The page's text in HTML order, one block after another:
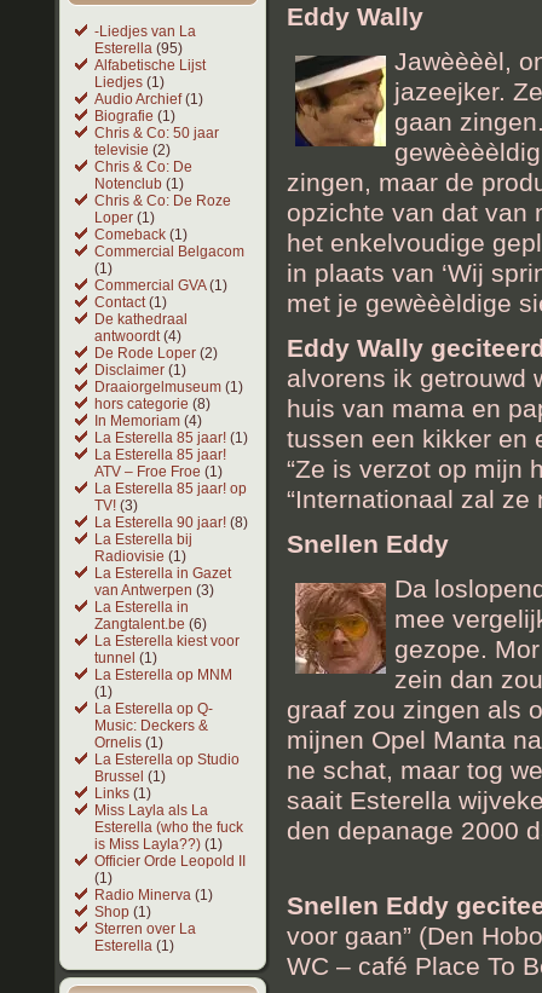
-Liedjes van La
Esterella (95)
Alfabetische Lijst
Liedjes (1)
Audio Archief(1)
Biografie (1)
Chris & Co: 50 jaar
televisie (2)
Chris & Co: De
Notenclub (1)
Chris & Co: De Roze
Loper (1)
Comeback (1)
Commercial Belgacom
(1)
Commercial GVA(1)
Contact(1)
De kathedraal
antwoordt(4)
De Rode Loper (2)
Disclaimer (1)
Draaiorgelmuseum (1)
hors categorie (8)
In Memoriam (4)
La Esterella 85 jaar! (1)
La Esterella 85 jaar!
ATV – Froe Froe (1)
La Esterella 85 jaar! op
TV! (3)
La Esterella 90 jaar! (8)
La Esterella bij
Radiovisie (1)
La Esterella in Gazet
van Antwerpen (3)
La Esterella in
Zangtalent.be (6)
La Esterella kiest voor
tunnel (1)
La Esterella op MNM
(1)
La Esterella op Q-
Music: Deckers &
Ornelis (1)
La Esterella op Studio
Brussel (1)
Links (1)
Miss Layla als La
Esterella (who the fuck
is Miss Layla??) (1)
Officier Orde Leopold II
(1)
Radio Minerva (1)
Shop (1)
Sterren over La
Esterella (1)
Eddy Wally
Jawèèèèl,
jazeejker.
gaan
zingen, maar de
opzichte van dat van
het enkelvoudige
in plaats van ‘Wij
met je gewèèèldige
Eddy Wally
alvorens ik getrouwd
huis van mama en
tussen een kikker en
“Ze is verzot op mijn
“Internationaal zal
Snellen Eddy
Da
mee
gezope.
zein dan
graaf zou zingen als
mijnen Opel Manta
ne schat, maar tog
saait Esterella
den depanage 2000
Snellen Eddy
voor gaan” (Den
WC – café Place To